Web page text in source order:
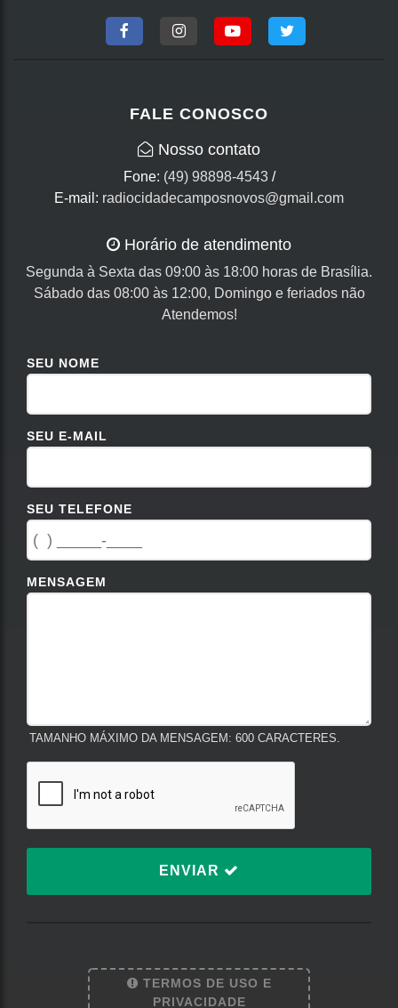
FALE CONOSCO
Nosso contato
Fone: (49) 98898-4543/
E-mail: radiocidadecamposnovos@gmail.com
Horário de atendimento
Segunda à Sexta das 09:00 às 18:00 horas de Brasília.
Sábado das 08:00 às 12:00, Domingo e feriados não
Atendemos!
SEU NOME
SEU E-MAIL
SEU TELEFONE
MENSAGEM
TAMANHO MÁXIMO DA MENSAGEM: 600 CARACTERES.
ENVIAR
TERMOS DE USO E
PRIVACIDADE
Termos de Uso e Privacidade